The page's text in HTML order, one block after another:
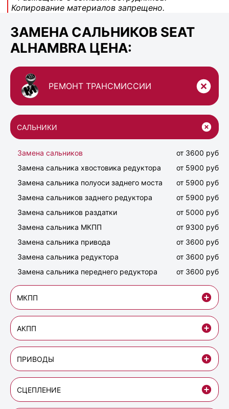
Копирование материалов запрещено.
ЗАМЕНА САЛЬНИКОВ SEAT
ALHAMBRA ЦЕНА:
РЕМОНТ ТРАНСМИССИИ
САЛЬНИКИ
Замена сальников
от 3600 руб
Замена сальника хвостовика редуктора
от 5900 руб
Замена сальника полуоси заднего моста
от 5900 руб
Замена сальников заднего редуктора
от 5900 руб
Замена сальников раздатки
от 5000 руб
Замена сальника МКПП
от 9300 руб
Замена сальника привода
от 3600 руб
Замена сальника редуктора
от 3600 руб
Замена сальника переднего редуктора
от 3600 руб
МКПП
АКПП
ПРИВОДЫ
СЦЕПЛЕНИЕ